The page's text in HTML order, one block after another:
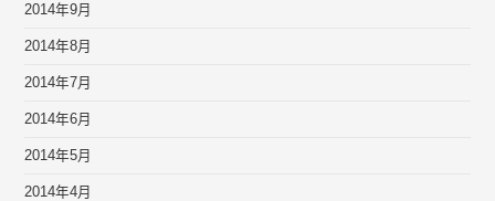
2014年9月
2014年8月
2014年7月
2014年6月
2014年5月
2014年4月